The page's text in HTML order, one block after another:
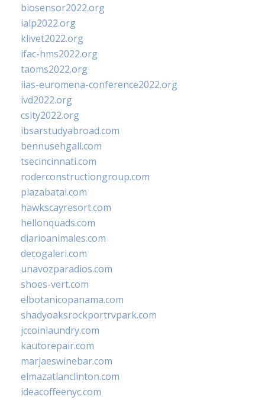
biosensor2022.org
ialp2022.org
klivet2022.org
ifac-hms2022.org
taoms2022.org
iias-euromena-conference2022.org
ivd2022.org
csity2022.org
ibsarstudyabroad.com
bennusehgall.com
tsecincinnati.com
roderconstructiongroup.com
plazabatai.com
hawkscayresort.com
hellonquads.com
diarioanimales.com
decogaleri.com
unavozparadios.com
shoes-vert.com
elbotanicopanama.com
shadyoaksrockportrvpark.com
jccoinlaundry.com
kautorepair.com
marjaeswinebar.com
elmazatlanclinton.com
ideacoffeenyc.com